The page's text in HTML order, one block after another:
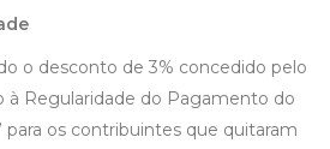
o desconto de 3% concedido pelo
à Regularidade do Pagamento do
para os contribuintes que quitaram